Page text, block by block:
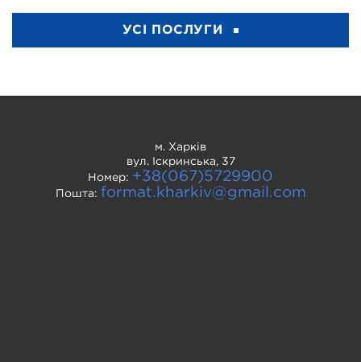
УСІ ПОСЛУГИ
м. Харків
вул. Іскринська, 37
Номер: +38(067)5729900
Пошта: format.kharkiv@gmail.com